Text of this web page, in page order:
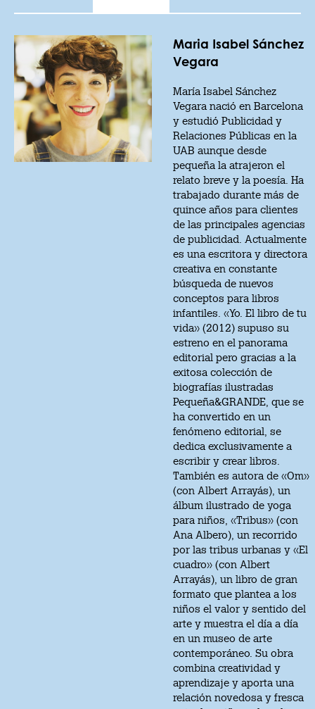
Maria Isabel Sánchez
Vegara
María Isabel Sánchez
Vegara nació en Barcelona
y estudió Publicidad y
Relaciones Públicas en la
UAB aunque desde
pequeña la atrajeron el
relato breve y la poesía. Ha
trabajado durante más de
quince años para clientes
de las principales agencias
de publicidad. Actualmente
es una escritora y directora
creativa en constante
búsqueda de nuevos
conceptos para libros
infantiles. «Yo. El libro de tu
vida» (2012) supuso su
estreno en el panorama
editorial pero gracias a la
exitosa colección de
biografías ilustradas
Pequeña&GRANDE, que se
ha convertido en un
fenómeno editorial, se
dedica exclusivamente a
escribir y crear libros.
También es autora de «Om»
(con Albert Arrayás), un
álbum ilustrado de yoga
para niños, «Tribus» (con
Ana Albero), un recorrido
por las tribus urbanas y «El
cuadro» (con Albert
Arrayás), un libro de gran
formato que plantea a los
niños el valor y sentido del
arte y muestra el día a día
en un museo de arte
contemporáneo. Su obra
combina creatividad y
aprendizaje y aporta una
relación novedosa y fresca